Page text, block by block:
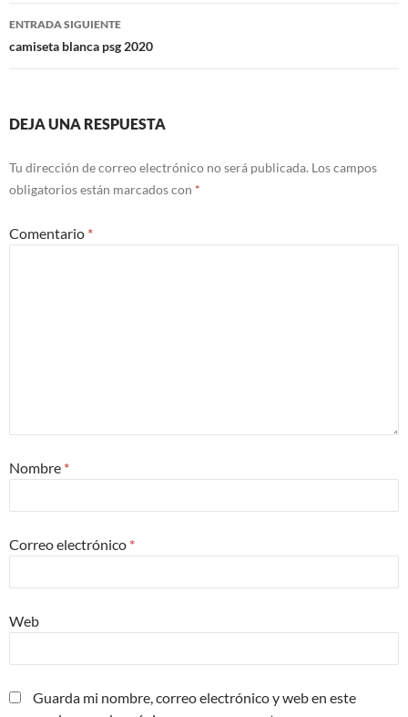
entradas
ENTRADA SIGUIENTE
camiseta blanca psg 2020
DEJA UNA RESPUESTA
Tu dirección de correo electrónico no será publicada. Los campos
obligatorios están marcados con *
Comentario *
Nombre *
Correo electrónico *
Web
Guarda mi nombre, correo electrónico y web en este